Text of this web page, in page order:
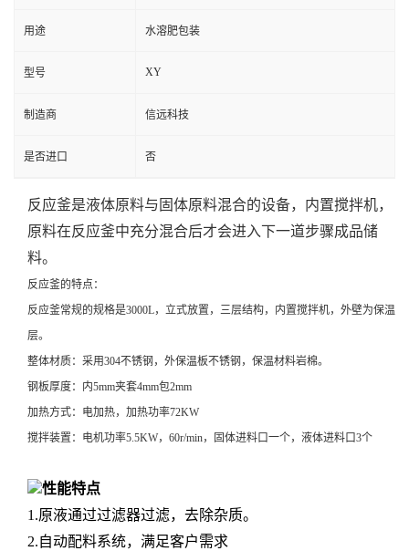
用途 水溶肥包装
型号 XY
制造商 信远科技
是否进口 否
反应釜是液体原料与固体原料混合的设备，内置搅拌机，
原料在反应釜中充分混合后才会进入下一道步骤成品储
料。
反应釜的特点：
反应釜常规的规格是3000L，立式放置，三层结构，内置搅拌机，外壁为保温
层。
整体材质：采用304不锈钢，外保温板不锈钢，保温材料岩棉。
钢板厚度：内5mm夹套4mm包2mm
加热方式：电加热，加热功率72KW
搅拌装置：电机功率5.5KW，60r/min，固体进料口一个，液体进料口3个
性能特点
1.原液通过过滤器过滤，去除杂质。
2.自动配料系统，满足客户需求